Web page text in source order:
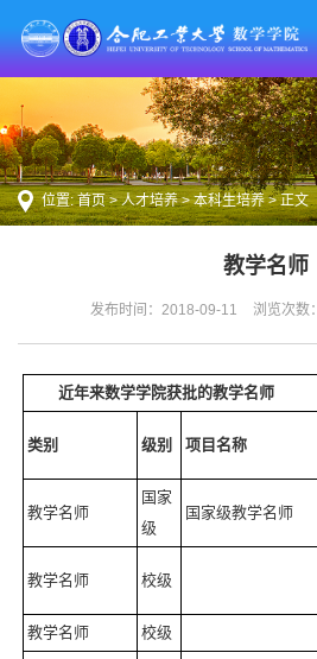
位置:首页>人才培养>本科生培养> 正文
教学名师
发布时间：2018-09-11 浏览次数：
近年来数学学院获批的教学名师
类别 级别 项目名称
教学名师
国家
级
国家级教学名师
教学名师 校级
教学名师 校级